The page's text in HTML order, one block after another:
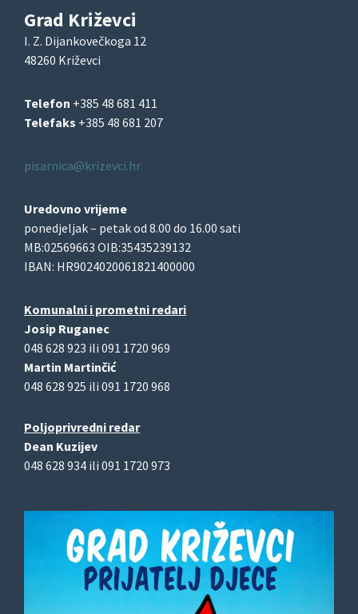
Grad Križevci
I. Z. Dijankovečkoga 12
48260 Križevci
Telefon +385 48 681 411
Telefaks +385 48 681 207
pisarnica@krizevci.hr
Uredovno vrijeme
ponedjeljak – petak od 8.00 do 16.00 sati
MB:02569663 OIB:35435239132
IBAN: HR9024020061821400000
Komunalni i prometni redari
Josip Ruganec
048 628 923 ili 091 1720 969
Martin Martinčić
048 628 925 ili 091 1720 968
Poljoprivredni redar
Dean Kuzijev
048 628 934 ili 091 1720 973